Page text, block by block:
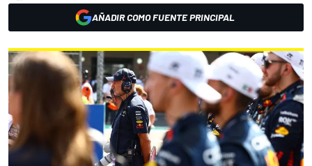
AÑADIR COMO FUENTE PRINCIPAL